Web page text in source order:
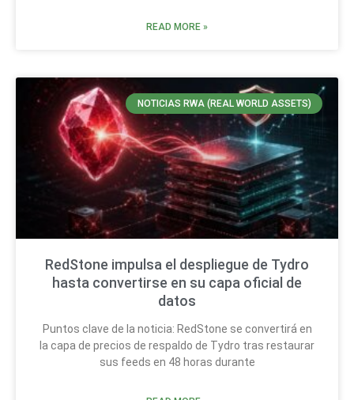
READ MORE »
NOTICIAS RWA (REAL WORLD ASSETS)
RedStone impulsa el despliegue de Tydro
hasta convertirse en su capa oficial de
datos
Puntos clave de la noticia: RedStone se convertirá en
la capa de precios de respaldo de Tydro tras restaurar
sus feeds en 48 horas durante